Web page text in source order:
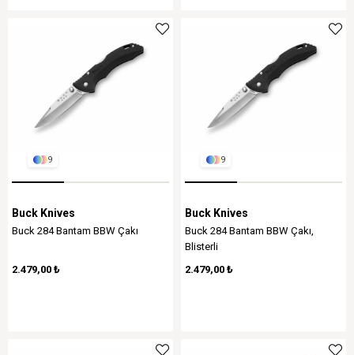
9
Buck Knives
Buck 284 Bantam BBW Çakı
2.479,00 ₺
9
Buck Knives
Buck 284 Bantam BBW Çakı,
Blisterli
2.479,00 ₺